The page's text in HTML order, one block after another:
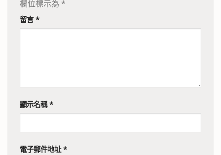
欄位標示為 *
留言*
顯示名稱*
電子郵件地址*